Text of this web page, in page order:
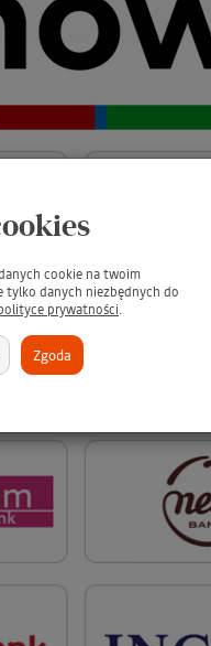
cookie na twoim
tylko danych niezbędnych do
prywatności.
Zgoda